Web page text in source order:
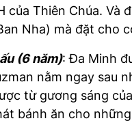
của Thiên Chúa.
Nha) mà đặt cho
(6 năm): Đa Minh
nằm ngay sau
từ gương sáng
bánh ăn cho